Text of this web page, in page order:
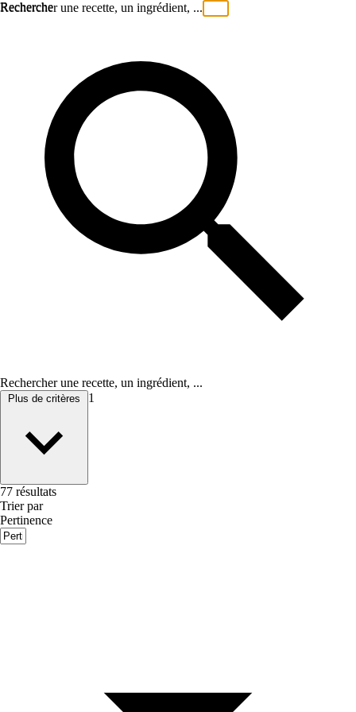
Recherche
Rechercher une recette, un ingrédient, ...
Rechercher une recette, un ingrédient, ...
1
77 résultats
Trier par
Pertinence